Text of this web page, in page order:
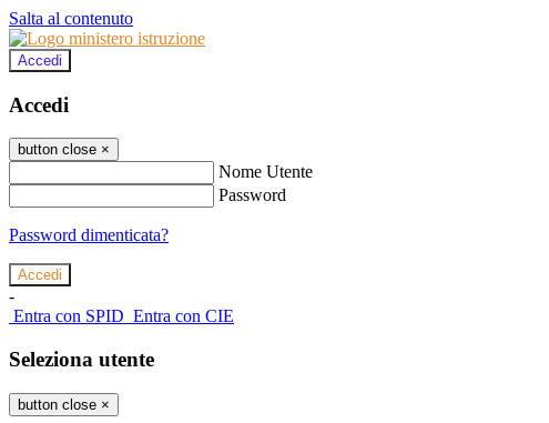
Salta al contenuto
Accedi
Accedi
button close ×
Nome Utente
Password
Password dimenticata?
-
Entra con SPID Entra con CIE
Seleziona utente
button close ×